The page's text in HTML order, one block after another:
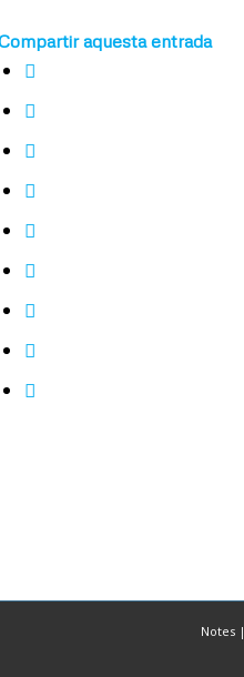
aquesta entrada
Notes|